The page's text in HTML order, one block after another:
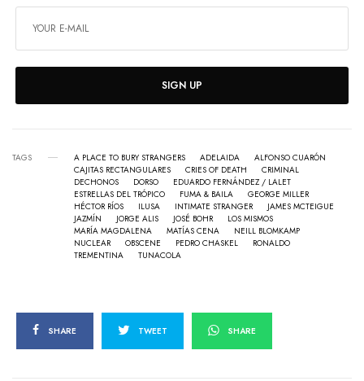
SIGN UP
TAGS A PLACE TO BURY STRANGERS ADELAIDA
ALFONSO CUARÓN
CAJITAS RECTANGULARES
CRIES OF DEATH
CRIMINAL
DECHONOS
DORSO
EDUARDO FERNÁNDEZ / LALET
ESTRELLAS DEL TRÓPICO
FUMA & BAILA
GEORGE MILLER
HÉCTOR RÍOS
ILUSA INTIMATE STRANGER
JAMES MCTEIGUE
JAZMÍN
JORGE ALIS JOSÉ BOHR
LOS MISMOS
MARÍA MAGDALENA
MATÍAS CENA
NEILL BLOMKAMP
NUCLEAR
OBSCENE PEDRO CHASKEL
RONALDO
TREMENTINA
TUNACOLA
SHARE TWEET SHARE